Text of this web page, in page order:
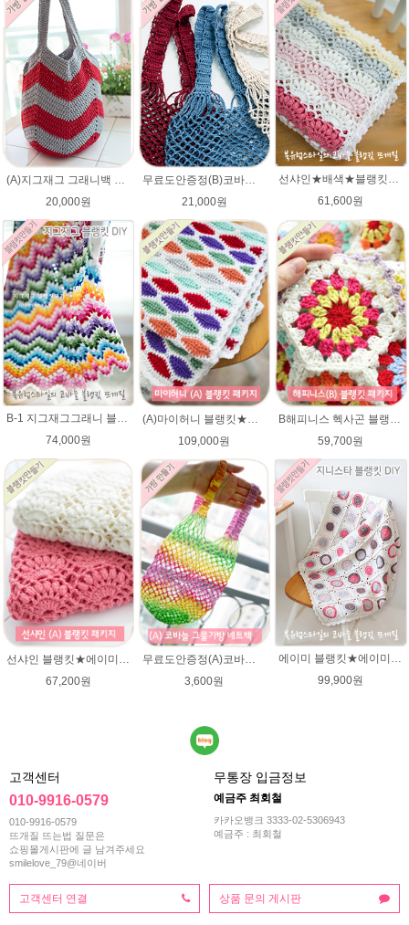
(A)지그재그 그래니백 배색 코바늘뜨기 아리아 가방 뜨개실 뜨개질 DIY
20,000원
무료도안증정(B)코바늘 그물가방 네트백 패키지 (종이도안+ ★다올한지 3타래)/코바늘가방/코바늘 그물가방 도안/그물백 니트가방/코바늘뜨기
21,000원
61,600원
B-1 지그재그그래니 블랭킷★메리노퓨어울 뜨개실 코바늘뜨기(뜨개실 20타래+도안증정)/봄 블랭킷뜨기/가을 북유럽블랭킷 뜨개질
74,000원
(A)마이허니 블랭킷★에이미울 뜨개실DIY 손뜨개무릎담요/ 코바늘블랭킷
109,000원
B해피니스 헥사곤 블랭킷뜨기★메리노퓨어울 DIY 재료 패키지(뜨개실 15타래+도안증정)/봄 블랭킷뜨기 / 가을 북유럽블랭킷 코바늘뜨기
59,700원
선샤인 블랭킷★에이미울 뜨개실 DIY 아기이불 코바늘뜨기/베이비 이불뜨기 / 손뜨개블랭킷 부드러운 털실
67,200원
무료도안증정(A)코바늘 그물가방 네트백 패키지 (종이도안+ 엘레강스 1타래)/코바늘가방/코바늘 그물가방 도안/그물백 니트가방/면사/여름뜨개실 미스바틱/코바늘뜨기
3,600원
에이미 블랭킷★에이미울 뜨개실DIY 북유럽블랭킷 코바늘뜨기/손뜨개블랭킷 부드러운 털실
99,900원
고객센터
010-9916-0579
010-9916-0579
뜨개질 뜨는법 질문은
쇼핑몰게시판에 글 남겨주세요
smilelove_79@네이버
무통장 입금정보
예금주 최회철
카카오뱅크 3333-02-5306943
예금주 : 최회철
고객센터 연결 상품 문의 게시판